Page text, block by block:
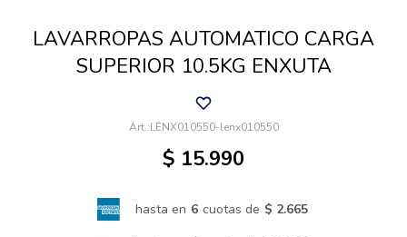
LAVARROPAS AUTOMATICO CARGA
SUPERIOR 10.5KG ENXUTA
LENX010550-lenx010550
$ 15.990
hasta en 6 cuotas de $ 2.665
Aire libre y Jardín